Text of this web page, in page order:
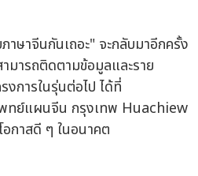
าษาจีนกันเถอะ" จะกลับมาอีกครั้ง
มารถติดตามข้อมูลและราย
งการในรุ่นต่อไป ได้ที่
ทย์แผนจีน กรุงเทพ Huachiew
กาสดี ๆ ในอนาคต